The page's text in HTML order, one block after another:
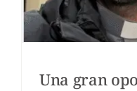
Una gran